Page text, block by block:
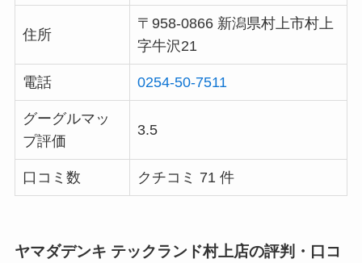
住所
〒958-0866 新潟県村上市村上
字牛沢21
電話 0254-50-7511
グーグルマッ
プ評価
3.5
口コミ数 クチコミ 71 件
ヤマダデンキ テックランド村上店の評判・口コ